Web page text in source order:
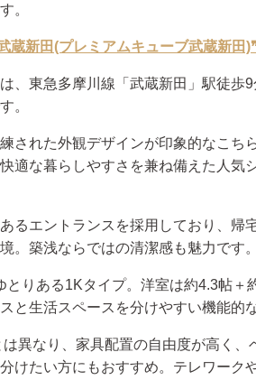
。
蔵新田(プレミアムキューブ武蔵新田
、東急多摩川線「武蔵新田」駅徒歩
。
された外観デザインが印象的なこち
適な暮らしやすさを兼ね備えた人気
るエントランスを採用しており、帰
。築浅ならではの清潔感も魅力です
とりある1Kタイプ。洋室は約4.3帖＋
と生活スペースを分けやすい機能的
異なり、家具配置の自由度が高く、
けたい方にもおすすめ。テレワーク